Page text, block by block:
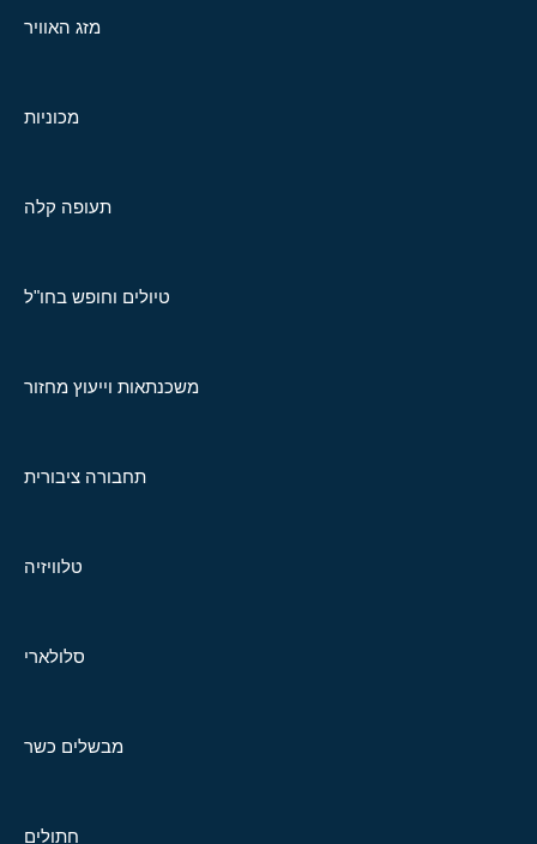
מזג האוויר
מכוניות
תעופה קלה
טיולים וחופש בחו"ל
משכנתאות וייעוץ מחזור
תחבורה ציבורית
טלוויזיה
סלולארי
מבשלים כשר
חתולים